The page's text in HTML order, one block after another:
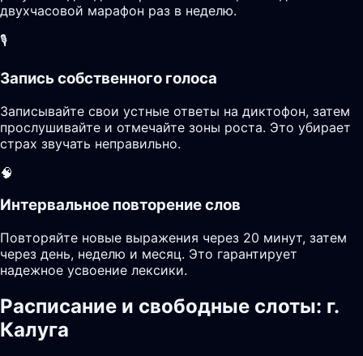
двухчасовой марафон раз в неделю.
🎙️
Запись собственного голоса
Записывайте свои устные ответы на диктофон, затем
прослушивайте и отмечайте зоны роста. Это убирает
страх звучать неправильно.
🧠
Интервальное повторение слов
Повторяйте новые выражения через 20 минут, затем
через день, неделю и месяц. Это гарантирует
надежное усвоение лексики.
Расписание и свободные слоты: г.
Калуга